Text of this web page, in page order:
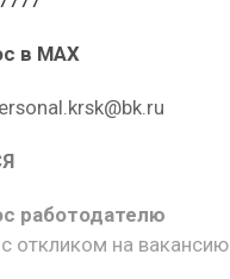
в MAX
работодателю
откликом на вакансию